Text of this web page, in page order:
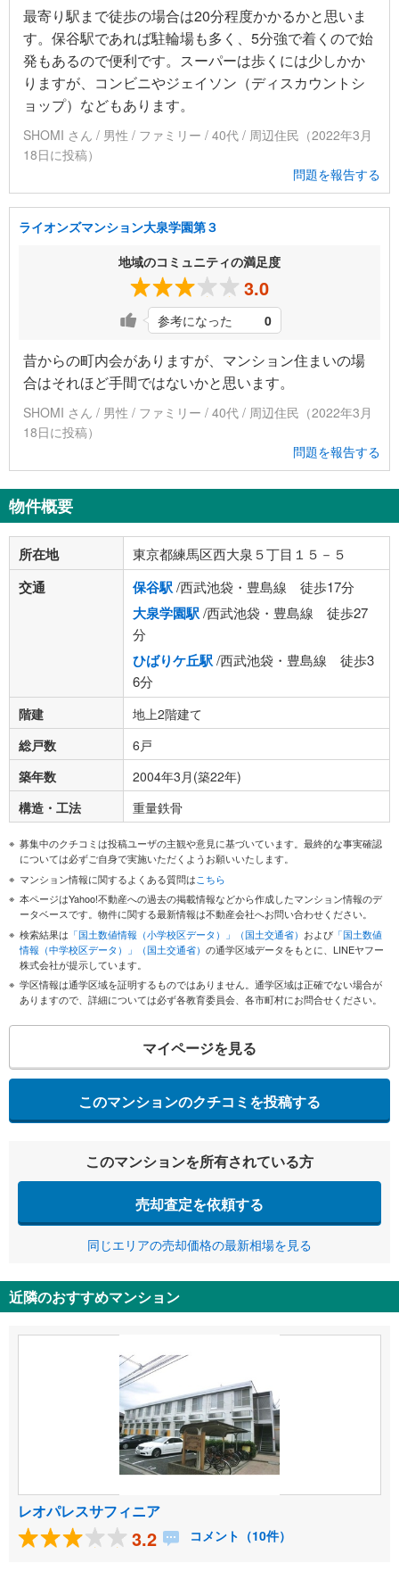
最寄り駅まで徒歩の場合は20分程度かかるかと思いま
す。保谷駅であれば駐輪場も多く、5分強で着くので始
発もあるので便利です。スーパーは歩くには少しかか
りますが、コンビニやジェイソン（ディスカウントシ
ョップ）などもあります。
SHOMI さん / 男性 / ファミリー / 40代 / 周辺住民（2022年3月
18日に投稿）
問題を報告する
ライオンズマンション大泉学園第３
地域のコミュニティの満足度
3.0
参考になった 0
昔からの町内会がありますが、マンション住まいの場
合はそれほど手間ではないかと思います。
SHOMI さん / 男性 / ファミリー / 40代 / 周辺住民（2022年3月
18日に投稿）
問題を報告する
物件概要
所在地 東京都練馬区西大泉５丁目１５－５
交通 保谷駅/西武池袋・豊島線 徒歩17分
大泉学園駅/西武池袋・豊島線 徒歩27
分
ひばりケ丘駅/西武池袋・豊島線 徒歩3
6分
階建
地上2階建て
総戸数
6戸
築年数
2004年3月(築22年)
構造・工法
重量鉄骨
募集中のクチコミは投稿ユーザの主観や意見に基づいています。最終的な事実確認
については必ずご自身で実施いただくようお願いいたします。
マンション情報に関するよくある質問はこちら
本ページはYahoo!不動産への過去の掲載情報などから作成したマンション情報のデ
ータベースです。物件に関する最新情報は不動産会社へお問い合わせください。
検索結果は 「国土数値情報（小学校区データ）」（国土交通省） および 「国土数値
情報（中学校区データ）」（国土交通省） の通学区域データをもとに、LINEヤフー
株式会社が提示しています。
学区情報は通学区域を証明するものではありません。通学区域は正確でない場合が
ありますので、詳細については必ず各教育委員会、各市町村にお問合せください。
マイページを見る
このマンションのクチコミを投稿する
このマンションを所有されている方
売却査定を依頼する
同じエリアの売却価格の最新相場を見る
近隣のおすすめマンション
レオパレスサフィニア
3.2 コメント（10件）